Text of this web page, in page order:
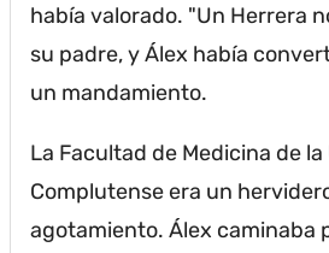
había valorado. "Un Herrera
su padre, y Álex había
un mandamiento.
La Facultad de Medicina de
Complutense era un
agotamiento. Álex caminaba